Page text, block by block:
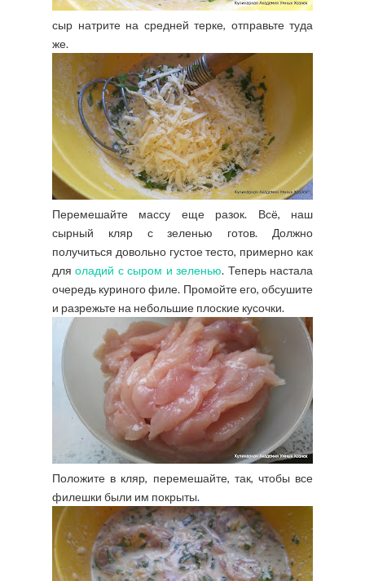
сыр натрите на средней терке, отправьте туда
же.
Перемешайте массу еще разок. Всё, наш
сырный кляр с зеленью готов. Должно
получиться довольно густое тесто, примерно как
дляоладий с сыром и зеленью. Теперь настала
очередь куриного филе. Промойте его, обсушите
и разрежьте на небольшие плоские кусочки.
Положите в кляр, перемешайте, так, чтобы все
филешки были им покрыты.